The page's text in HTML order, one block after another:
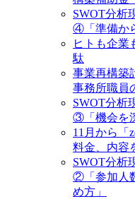
SWOT分析
④「準備か
ヒトも企業
駄
事業再構築
事務所職員
SWOT分析
③「機会を
11月から「
料金、内容
SWOT分析
②「参加人
め方」